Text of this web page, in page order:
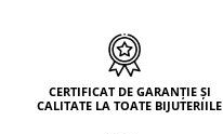
CERTIFICAT DE GARANȚIE ȘI
CALITATE LA TOATE BIJUTERIILE